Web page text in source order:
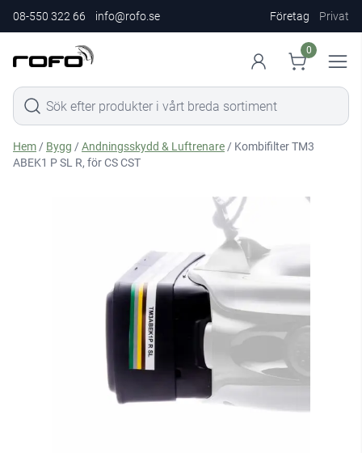
08-550 322 66 info@rofo.se Företag Privat
0
Hem / Bygg /Andningsskydd & Luftrenare / Kombifilter TM3
ABEK1 P SL R, för CS CST